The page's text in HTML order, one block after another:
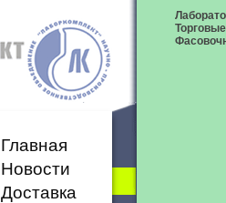
Главная
Новости
Доставка